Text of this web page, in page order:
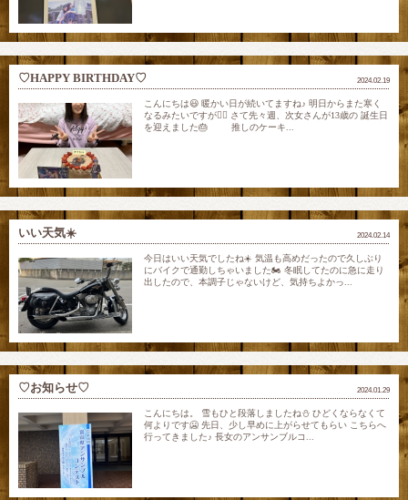
2024.02.19
♡HAPPY BIRTHDAY♡
こんにちは😃 暖かい日が続いてますね♪ 明日からまた寒く
なるみたいですが😮‍💨 さて先々週、次女さんが13歳の 誕生日
を迎えました🎂 推しのケーキ...
2024.02.14
いい天気☀️
今日はいい天気でしたね☀️ 気温も高めだったので久しぶり
にバイクで通勤しちゃいました🏍️ 冬眠してたのに急に走り
出したので、本調子じゃないけど、気持ちよかっ...
2024.01.29
♡お知らせ♡
こんにちは。 雪もひと段落しましたね⛄️ ひどくならなくて
何よりです🥶 先日、少し早めに上がらせてもらい こちらへ
行ってきました♪ 長女のアンサンブルコ...